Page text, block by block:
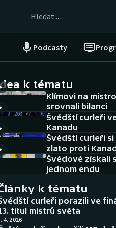
Podcasty
NEPŘEHLÉDNĚTE
Historické návraty
Aplikace ČT sport
AZ kvíz
k tématu
Klímovi na
srovnali bilanci
Švédští curleři
Kanadu
Švédští curleři si
zlato proti
Švédové získali
jednom endu
k tématu
curleři porazili ve
titul mistrů světa
4. 2026